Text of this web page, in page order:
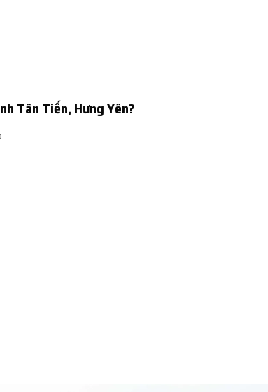
Tân Tiến, Hưng Yên?